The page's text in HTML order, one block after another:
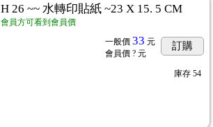
H 26 ~~ 水轉印貼紙 ~23 X 15. 5 CM
會員方可看到會員價
一般價 33 元
會員價 ? 元
訂購
庫存 54